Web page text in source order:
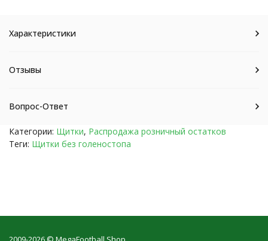
Характеристики
Отзывы
Вопрос-Ответ
Категории: Щитки, Распродажа розничный остатков
Теги: Щитки без голеностопа